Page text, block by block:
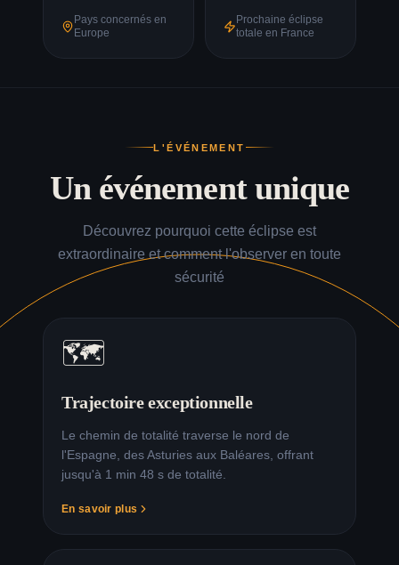
Pays concernés en
Europe
Prochaine éclipse
totale en France
L'ÉVÉNEMENT
Un événement unique
Découvrez pourquoi cette éclipse est
extraordinaire et comment l'observer en toute
sécurité
🗺️
Trajectoire exceptionnelle
Le chemin de totalité traverse le nord de
l'Espagne, des Asturies aux Baléares, offrant
jusqu'à 1 min 48 s de totalité.
En savoir plus